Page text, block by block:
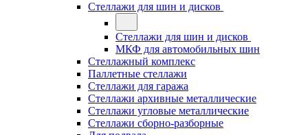
Стеллажи для шин и дисков
Стеллажи для шин и дисков
МКФ для автомобильных шин
Стеллажный комплекс
Паллетные стеллажи
Стеллажи для гаража
Стеллажи архивные металлические
Стеллажи угловые металлические
Стеллажи сборно-разборные